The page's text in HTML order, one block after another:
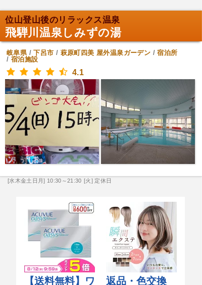
位山登山後のリラックス温泉
飛騨川温泉しみずの湯
岐阜県/下呂市 / 萩原町四美 屋外温泉ガーデン /宿泊所
/ 宿泊施設
4.1
[水木金土日月] 10:30～21:30 [火] 定休日